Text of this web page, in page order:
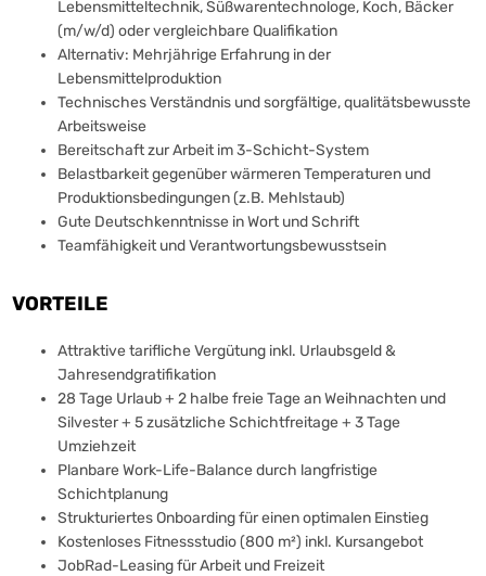
Lebensmitteltechnik, Süßwarentechnologe, Koch, Bäcker
(m/w/d) oder vergleichbare Qualifikation
Alternativ: Mehrjährige Erfahrung in der
Lebensmittelproduktion
Technisches Verständnis und sorgfältige, qualitätsbewusste
Arbeitsweise
Bereitschaft zur Arbeit im 3-Schicht-System
Belastbarkeit gegenüber wärmeren Temperaturen und
Produktionsbedingungen (z.B. Mehlstaub)
Gute Deutschkenntnisse in Wort und Schrift
Teamfähigkeit und Verantwortungsbewusstsein
VORTEILE
Attraktive tarifliche Vergütung inkl. Urlaubsgeld &
Jahresendgratifikation
28 Tage Urlaub + 2 halbe freie Tage an Weihnachten und
Silvester + 5 zusätzliche Schichtfreitage + 3 Tage
Umziehzeit
Planbare Work-Life-Balance durch langfristige
Schichtplanung
Strukturiertes Onboarding für einen optimalen Einstieg
Kostenloses Fitnessstudio (800 m²) inkl. Kursangebot
JobRad-Leasing für Arbeit und Freizeit